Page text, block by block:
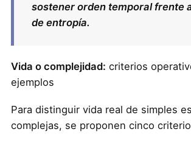
sostener orden temporal frente
de entropía.
Vida o complejidad: criterios
ejemplos
Para distinguir vida real de simples
complejas, se proponen cinco